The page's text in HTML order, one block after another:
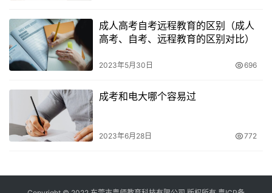
成人高考自考远程教育的区别（成人
高考、自考、远程教育的区别对比）
2023年5月30日 696
成考和电大哪个容易过
2023年6月28日 772